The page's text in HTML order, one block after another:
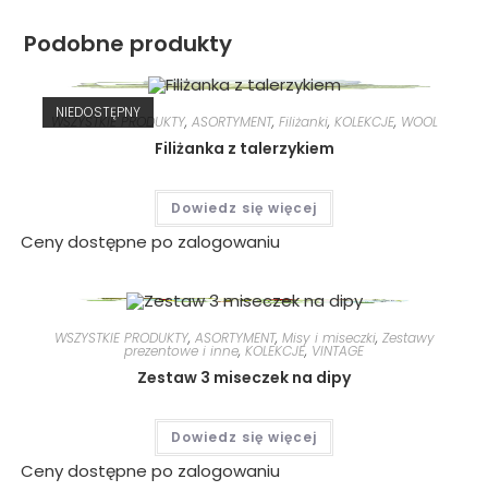
Podobne produkty
NIEDOSTĘPNY
WSZYSTKIE PRODUKTY, ASORTYMENT, Filiżanki, KOLEKCJE, WOOL
Filiżanka z talerzykiem
Dowiedz się więcej
Ceny dostępne po zalogowaniu
WSZYSTKIE PRODUKTY, ASORTYMENT, Misy i miseczki, Zestawy
prezentowe i inne, KOLEKCJE, VINTAGE
Zestaw 3 miseczek na dipy
Dowiedz się więcej
Ceny dostępne po zalogowaniu